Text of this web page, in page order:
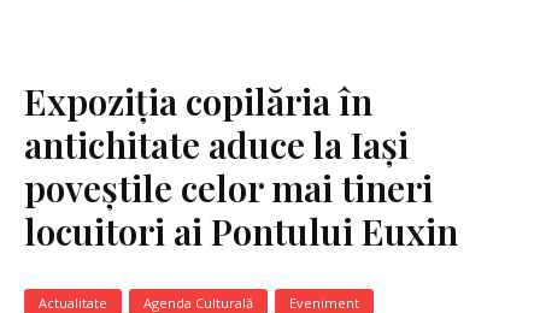
Expoziția copilăria în
antichitate aduce la Iași
poveștile celor mai tineri
locuitori ai Pontului Euxin
Actualitate Agenda Culturală Eveniment